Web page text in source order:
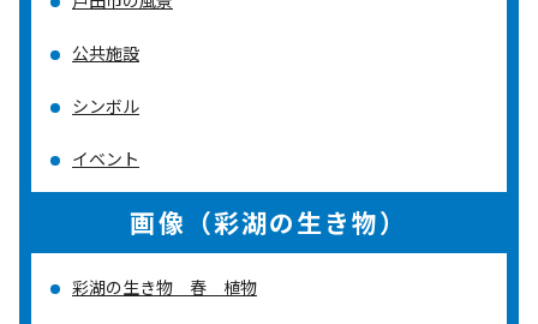
公共施設
シンボル
イベント
画像（彩湖の生き物）
彩湖の生き物 春 植物